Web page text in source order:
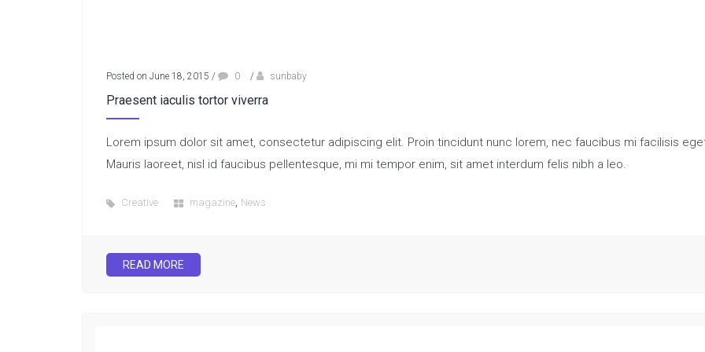
Posted on June 18, 2015 / 0 / sunbaby
Praesent iaculis tortor viverra
Lorem ipsum dolor sit amet, consectetur adipiscing elit. Proin tincidunt nunc lorem, nec faucibus mi facilisis
Mauris laoreet, nisl id faucibus pellentesque, mi mi tempor enim, sit amet interdum felis nibh a leo.
Creative magazine, News
READ MORE